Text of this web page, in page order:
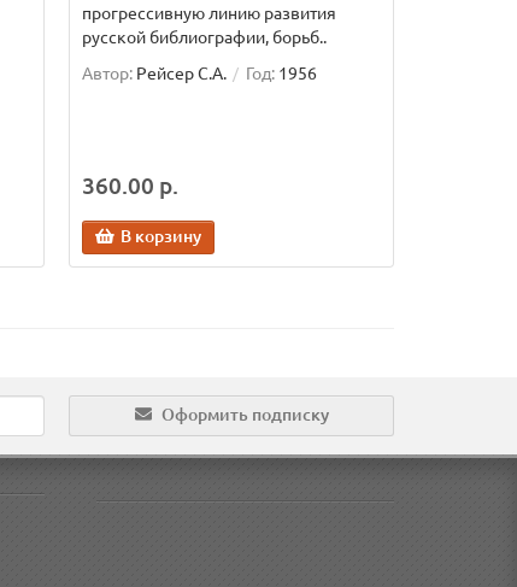
прогрессивную линию развития
русской библиографии, борьб..
Автор: Рейсер С.А. Год: 1956
360.00 р.
В корзину
Оформить подписку